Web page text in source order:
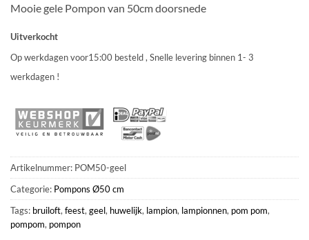
was:
€3.95.
is:
Mooie gele Pompon van 50cm doorsnede
Uitverkocht
Op werkdagen voor15:00 besteld , Snelle levering binnen 1- 3
werkdagen !
Artikelnummer: POM50-geel
Categorie: Pompons Ø50 cm
Tags: bruiloft, feest, geel, huwelijk, lampion, lampionnen, pom pom,
pompom, pompon